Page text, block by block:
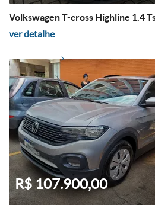
Volkswagen T-cross Highline 1.4
ver detalhe
R$ 107.900,00